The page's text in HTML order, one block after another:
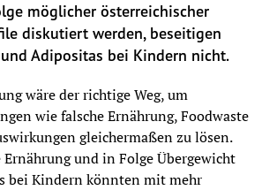
möglicher österreichischer
diskutiert werden, beseitigen
Adipositas bei Kindern nicht.
wäre der richtige Weg, um
wie falsche Ernährung, Foodwaste
gleichermaßen zu lösen.
Ernährung und in Folge Übergewicht
bei Kindern könnten mit mehr